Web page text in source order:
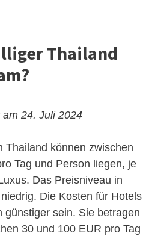
Thailand
24. Juli 2024
Thailand können zwischen
Tag und Person liegen, je
Das Preisniveau in
Die Kosten für Hotels
günstiger sein. Sie betragen
30 und 100 EUR pro Tag